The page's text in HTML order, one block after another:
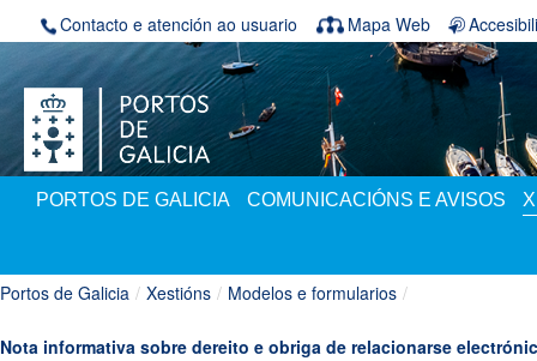
Volver ao contido
Contacto e atención ao usuario Mapa Web
PORTOS DE GALICIA COMUNICACIÓNS E AVISOS
Portos de Galicia / Xestións / Modelos e formularios /
Nota informativa sobre dereito e obriga de relacionarse